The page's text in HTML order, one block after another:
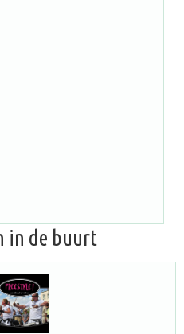
in de buurt